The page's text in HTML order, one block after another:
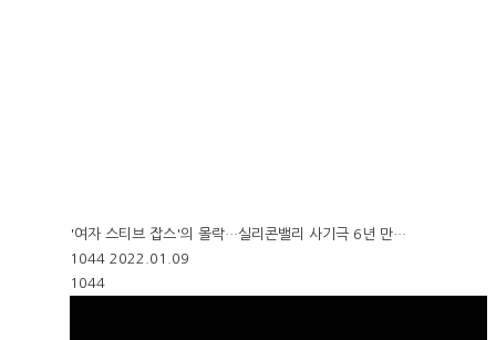
'여자 스티브 잡스'의 몰락…실리콘밸리 사기극 6년 만…
1044 2022.01.09
1044